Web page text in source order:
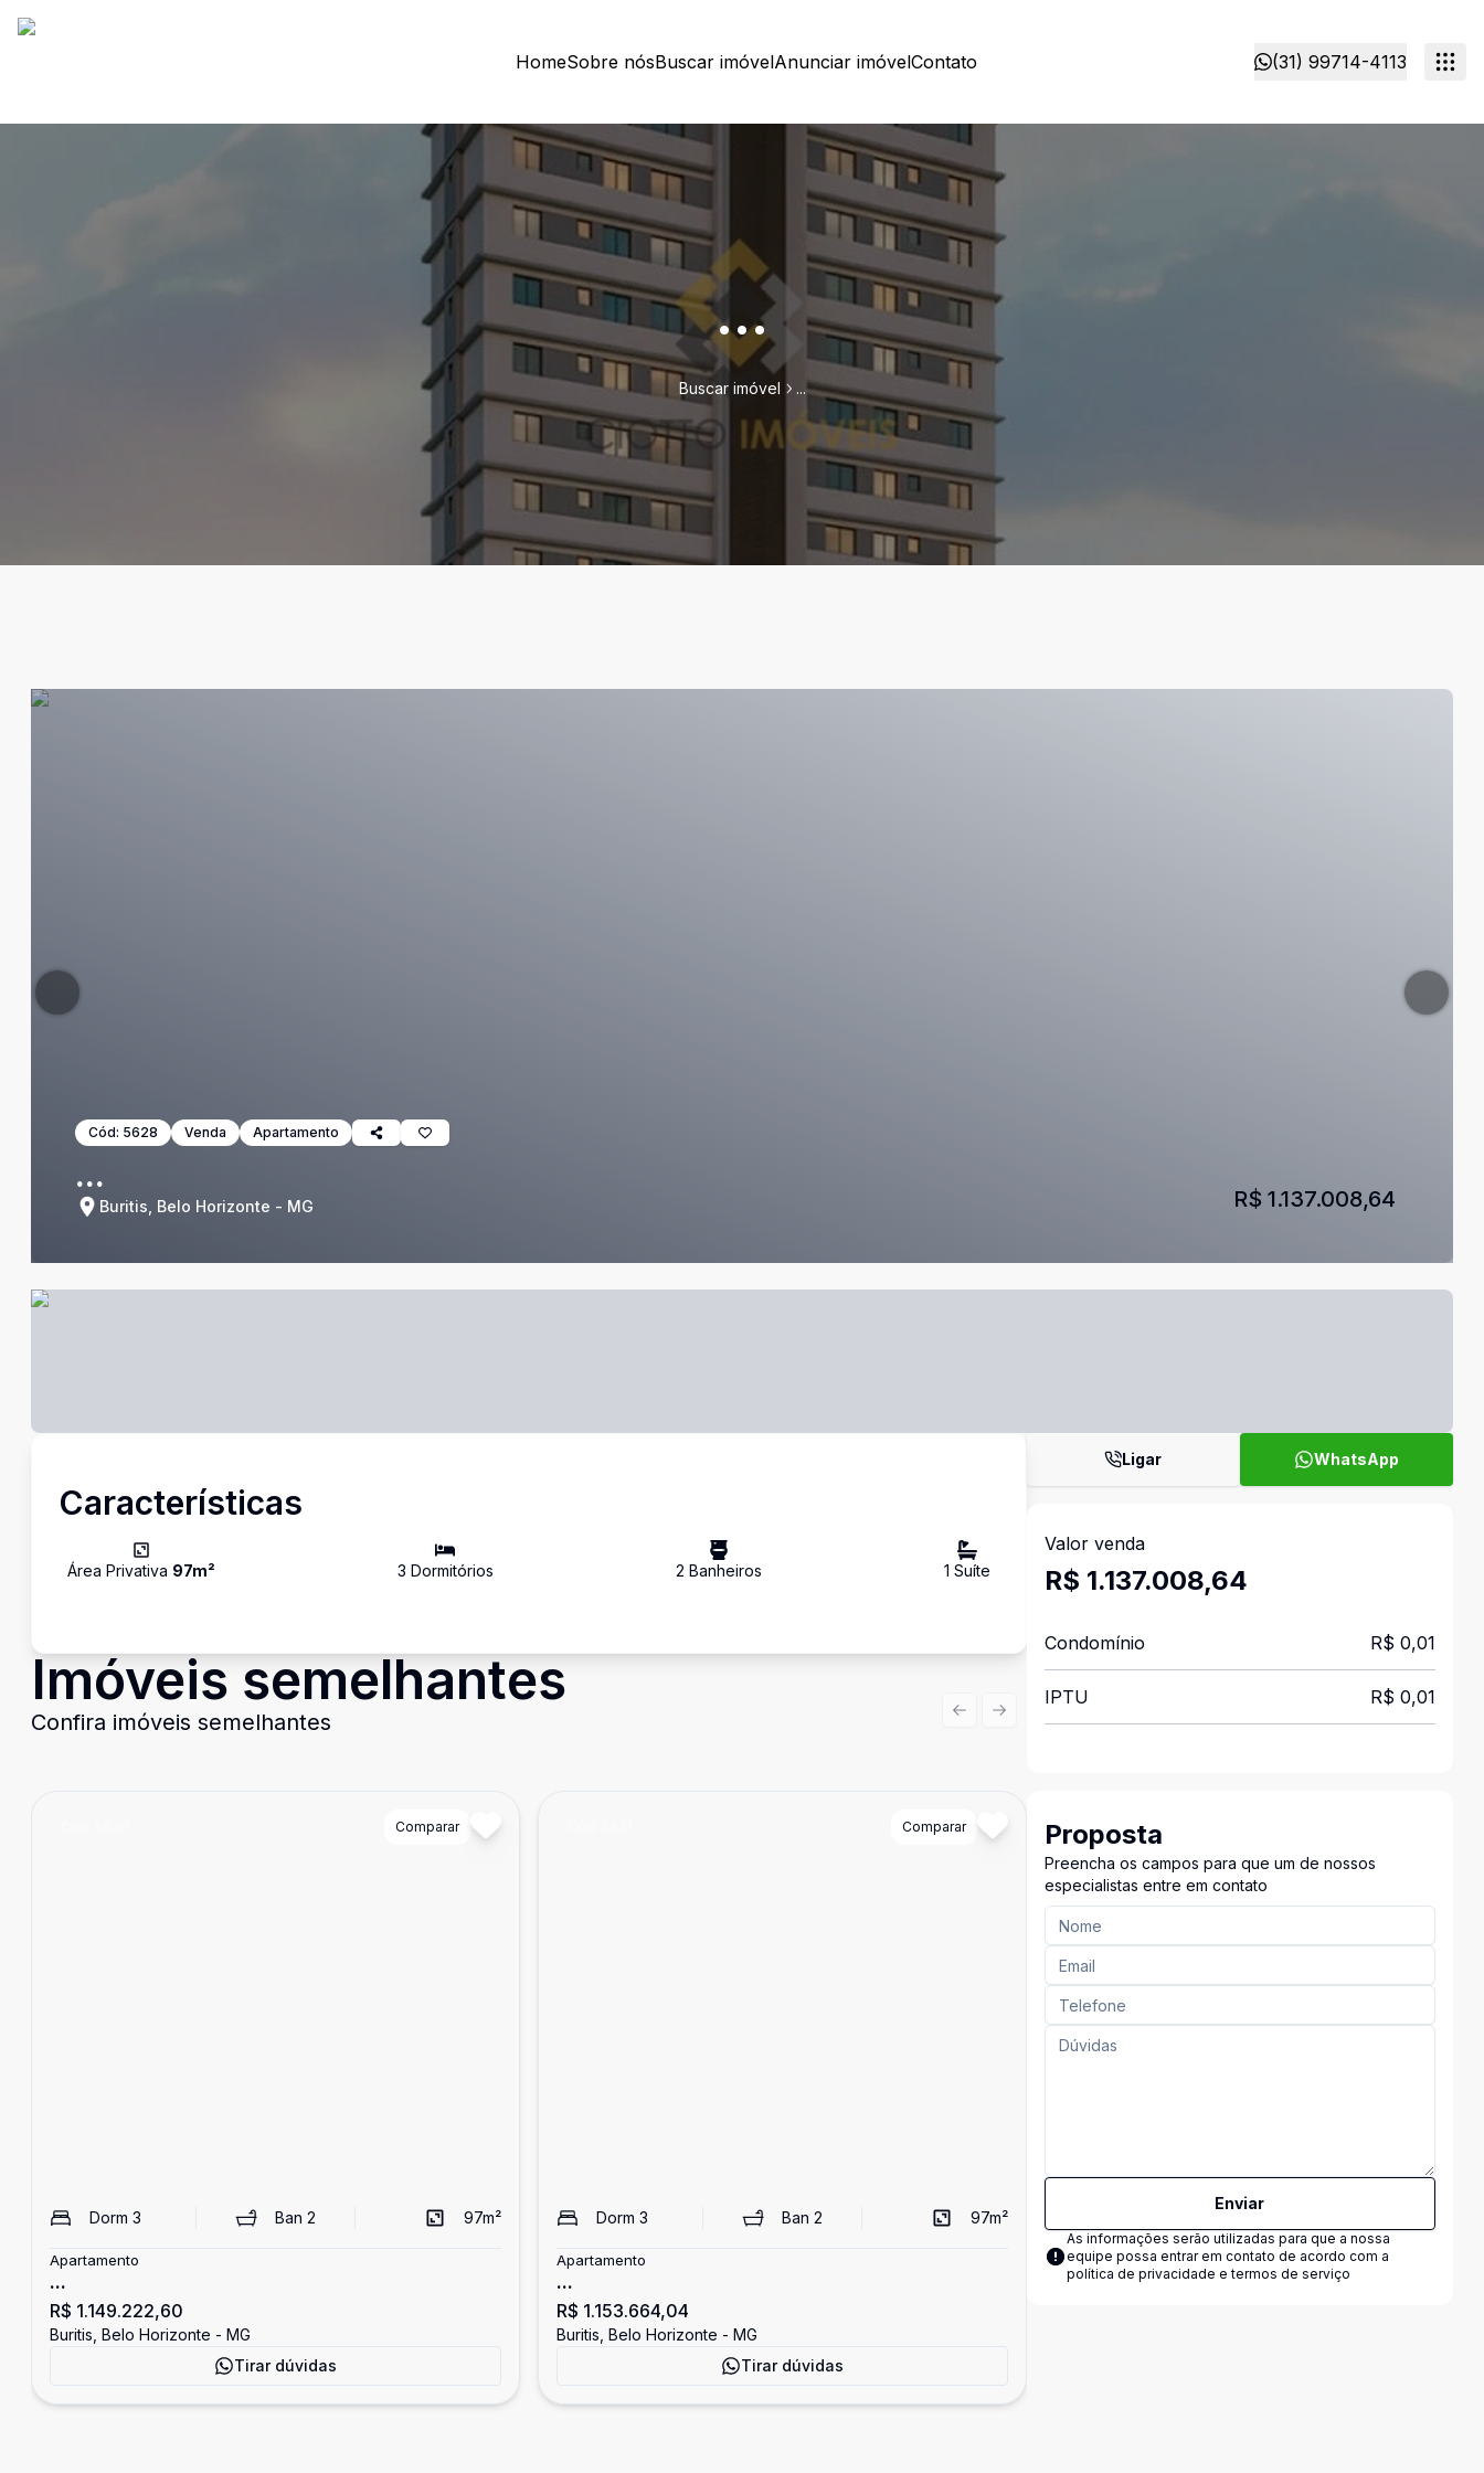
HomeSobre nósBuscar imóvelAnunciar imóvelContato (31) 99714-4113
...
Buscar imóvel ...
Cód: 5628 Venda Apartamento
...
Buritis, Belo Horizonte - MG R$ 1.137.008,64
Características
Área Privativa 97m² 3 Dormitórios 2 Banheiros 1 Suíte
Imóveis semelhantes
Confira imóveis semelhantes
Comparar
Dorm 3 Ban2 97m²
Apartamento
...
R$ 1.149.222,60
Buritis, Belo Horizonte - MG
Tirar dúvidas
Comparar
Dorm 3 Ban 2 97m²
Apartamento
...
R$ 1.153.664,04
Buritis, Belo Horizonte - MG
Tirar dúvidas
Cód: 5629
Apartamento
...
Previous slide
Next slide
Ligar WhatsApp
Valor venda
R$ 1.137.008,64
Condomínio R$ 0,01
IPTU R$ 0,01
Proposta
Preencha os campos para que um de nossos
especialistas entre em contato
Enviar
As informações serão utilizadas para que a nossa
equipe possa entrar em contato de acordo com a
política de privacidade e termos de serviço